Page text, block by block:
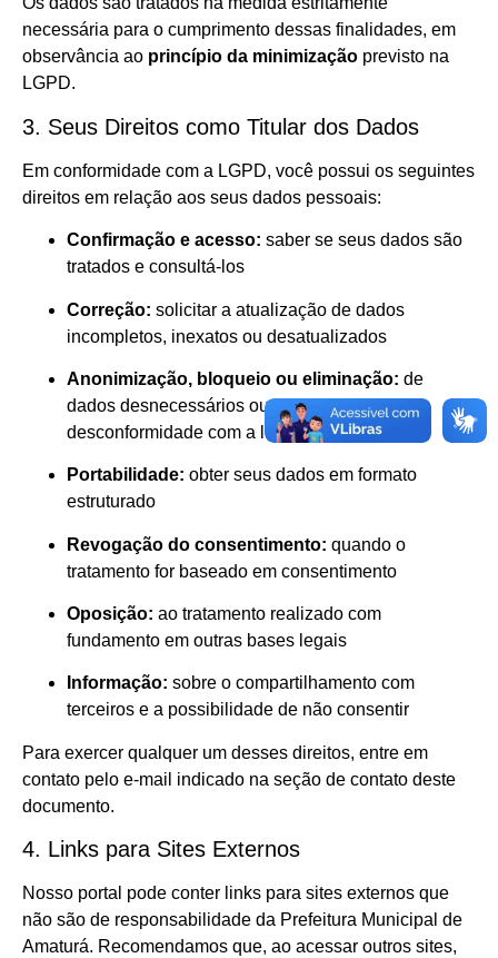
necessária para o cumprimento dessas finalidades, em
observância ao princípio da minimização previsto na
LGPD.
3. Seus Direitos como Titular dos Dados
Em conformidade com a LGPD, você possui os seguintes
direitos em relação aos seus dados pessoais:
Confirmação e acesso: saber se seus dados são
tratados e consultá-los
Correção: solicitar a atualização de dados
incompletos, inexatos ou desatualizados
Anonimização, bloqueio ou eliminação: de
dados desnecessários ou tratados em
desconformidade com a lei
Portabilidade: obter seus dados em formato
estruturado
Revogação do consentimento: quando o
tratamento for baseado em consentimento
Oposição: ao tratamento realizado com
fundamento em outras bases legais
Informação: sobre o compartilhamento com
terceiros e a possibilidade de não consentir
Para exercer qualquer um desses direitos, entre em
contato pelo e-mail indicado na seção de contato deste
documento.
4. Links para Sites Externos
Nosso portal pode conter links para sites externos que
não são de responsabilidade da Prefeitura Municipal de
Amaturá. Recomendamos que, ao acessar outros sites,